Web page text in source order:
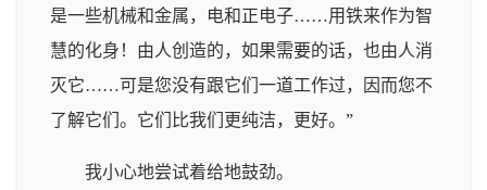
是一些机械和金属，电和正电子……用铁来作为智
慧的化身！由人创造的，如果需要的话，也由人消
灭它……可是您没有跟它们一道工作过，因而您不
了解它们。它们比我们更纯洁，更好。”
我小心地尝试着给地鼓劲。